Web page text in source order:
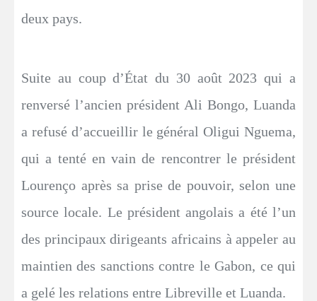
deux pays.
Suite au coup d’État du 30 août 2023 qui a
renversé l’ancien président Ali Bongo, Luanda
a refusé d’accueillir le général Oligui Nguema,
qui a tenté en vain de rencontrer le président
Lourenço après sa prise de pouvoir, selon une
source locale. Le président angolais a été l’un
des principaux dirigeants africains à appeler au
maintien des sanctions contre le Gabon, ce qui
a gelé les relations entre Libreville et Luanda.